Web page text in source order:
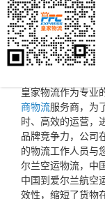
独家推出24小
皇家物流作为专业
商物流服务商，为
时、高效的运营，
品牌竞争力，公司
的物流工作人员与
尔兰空运物流，中
中国到爱尔兰航空
效性，缩短了货物